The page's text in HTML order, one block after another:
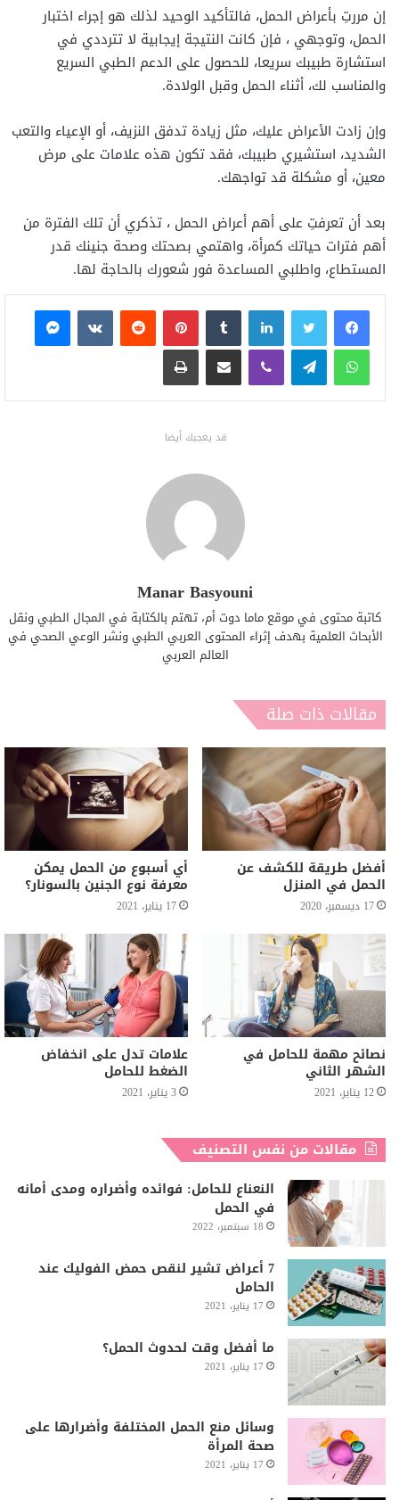
إن مررتِ بأعراض الحمل، فالتأكيد الوحيد لذلك هو إجراء اختبار
الحمل، وتوجهي ، فإن كانت النتيجة إيجابية لا تترددي في
استشارة طبيبك سريعا، للحصول على الدعم الطبي السريع
والمناسب لك، أثناء الحمل وقبل الولادة.
وإن زادت الأعراض عليك، مثل زيادة تدفق النزيف، أو الإعياء والتعب
الشديد، استشيري طبيبك، فقد تكون هذه علامات على مرض
معين، أو مشكلة قد تواجهك.
بعد أن تعرفتِ على أهم أعراض الحمل ، تذكري أن تلك الفترة من
أهم فترات حياتك كمرأة، واهتمي بصحتك وصحة جنينك قدر
المستطاع، واطلبي المساعدة فور شعورك بالحاجة لها.
فيسبوكتويتر لينكدإن بينتيريست
ماسنجر
واتساب تيلقرام ڤايبر مشاركة عبر البريد طباعة
قد يعجبك أيضا
Manar Basyouni
كاتبة محتوى في موقع ماما دوت أم، تهتم بالكتابة في المجال الطبي ونقل
الأبحاث العلمية بهدف إثراء المحتوى العربي الطبي ونشر الوعي الصحي في
العالم العربي
مقالات ذات صلة
أفضل طريقة للكشف عن
الحمل في المنزل
17 ديسمبر، 2020
أي أسبوع من الحمل يمكن
معرفة نوع الجنين بالسونار؟
17 يناير، 2021
نصائح مهمة للحامل في
الشهر الثاني
12 يناير، 2021
علامات تدل على انخفاض
الضغط للحامل
3 يناير، 2021
مقالات من نفس التصنيف
النعناع للحامل: فوائده وأضراره ومدى أمانه
في الحمل
18 سبتمبر، 2022
7 أعراض تشير لنقص حمض الفوليك عند
الحامل
17 يناير، 2021
ما أفضل وقت لحدوث الحمل؟
17 يناير، 2021
وسائل منع الحمل المختلفة وأضرارها على
صحة المرأة
17 يناير، 2021